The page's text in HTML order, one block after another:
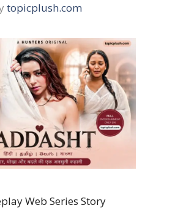
topicplush.com
Web Series Story